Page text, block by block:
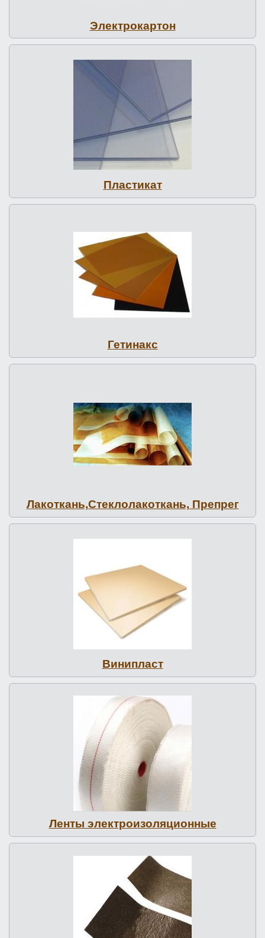
Элект­ро­кар­тон
Пластикат
Гетинакс
Ла­кот­кань,Стек­ло­лакот­кань, Препрег
Винипласт
Ленты элект­ро­изо­ляци­он­ные